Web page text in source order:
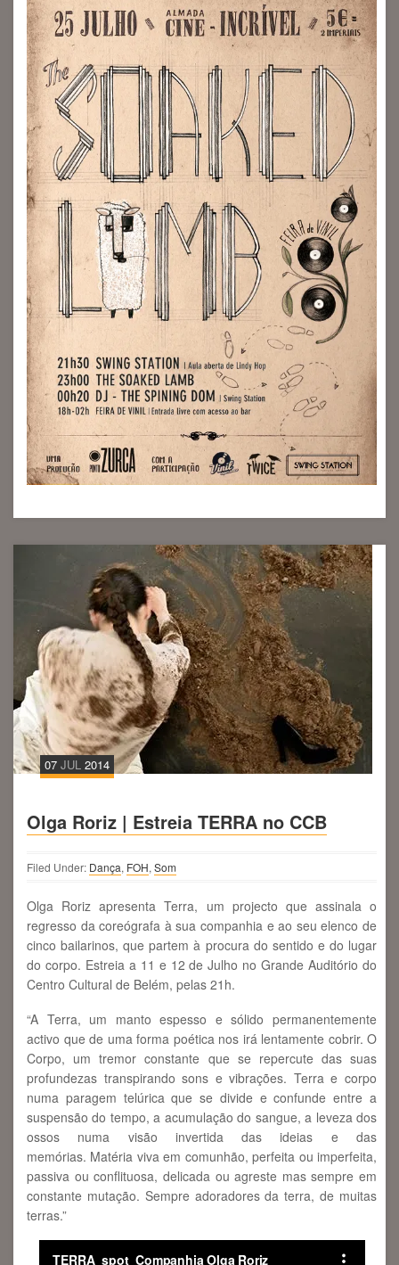
07 JUL 2014
Olga Roriz | Estreia TERRA no CCB
Filed Under: Dança, FOH, Som
Olga Roriz apresenta Terra, um projecto que assinala o
regresso da coreógrafa à sua companhia e ao seu elenco de
cinco bailarinos, que partem à procura do sentido e do lugar
do corpo. Estreia a 11 e 12 de Julho no Grande Auditório do
Centro Cultural de Belém, pelas 21h.
“A Terra, um manto espesso e sólido permanentemente
activo que de uma forma poética nos irá lentamente cobrir. O
Corpo, um tremor constante que se repercute das suas
profundezas transpirando sons e vibrações. Terra e corpo
numa paragem telúrica que se divide e confunde entre a
suspensão do tempo, a acumulação do sangue, a leveza dos
ossos numa visão invertida das ideias e das
memórias. Matéria viva em comunhão, perfeita ou imperfeita,
passiva ou conflituosa, delicada ou agreste mas sempre em
constante mutação. Sempre adoradores da terra, de muitas
terras.”